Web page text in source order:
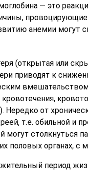
— это
анемии могут
(открытая или
приводят к
Нередко от
т.е. обильной и
могут столкнуться
половых органах,
период